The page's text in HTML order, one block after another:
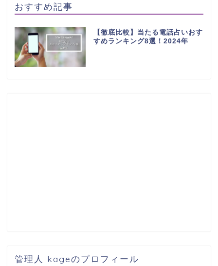
おすすめ記事
【徹底比較】当たる電話占いおす
すめランキング8選！2024年
管理人 kageのプロフィール